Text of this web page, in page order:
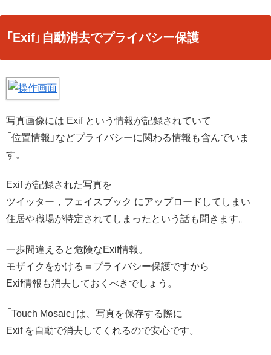
「Exif」自動消去でプライバシー保護
写真画像には Exif という情報が記録されていて
「位置情報」などプライバシーに関わる情報も含んでいま
す。
Exif が記録された写真を
ツイッター，フェイスブック にアップロードしてしまい
住居や職場が特定されてしまったという話も聞きます。
一歩間違えると危険なExif情報。
モザイクをかける＝プライバシー保護ですから
Exif情報も消去しておくべきでしょう。
「Touch Mosaic」は、写真を保存する際に
Exif を自動で消去してくれるので安心です。